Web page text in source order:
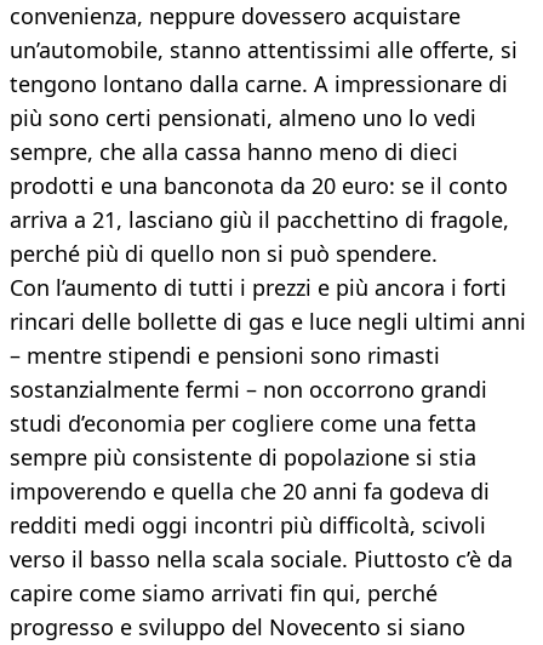
convenienza, neppure dovessero acquistare
un’automobile, stanno attentissimi alle offerte, si
tengono lontano dalla carne. A impressionare di
più sono certi pensionati, almeno uno lo vedi
sempre, che alla cassa hanno meno di dieci
prodotti e una banconota da 20 euro: se il conto
arriva a 21, lasciano giù il pacchettino di fragole,
perché più di quello non si può spendere.
Con l’aumento di tutti i prezzi e più ancora i forti
rincari delle bollette di gas e luce negli ultimi anni
– mentre stipendi e pensioni sono rimasti
sostanzialmente fermi – non occorrono grandi
studi d’economia per cogliere come una fetta
sempre più consistente di popolazione si stia
impoverendo e quella che 20 anni fa godeva di
redditi medi oggi incontri più difficoltà, scivoli
verso il basso nella scala sociale. Piuttosto c’è da
capire come siamo arrivati fin qui, perché
progresso e sviluppo del Novecento si siano